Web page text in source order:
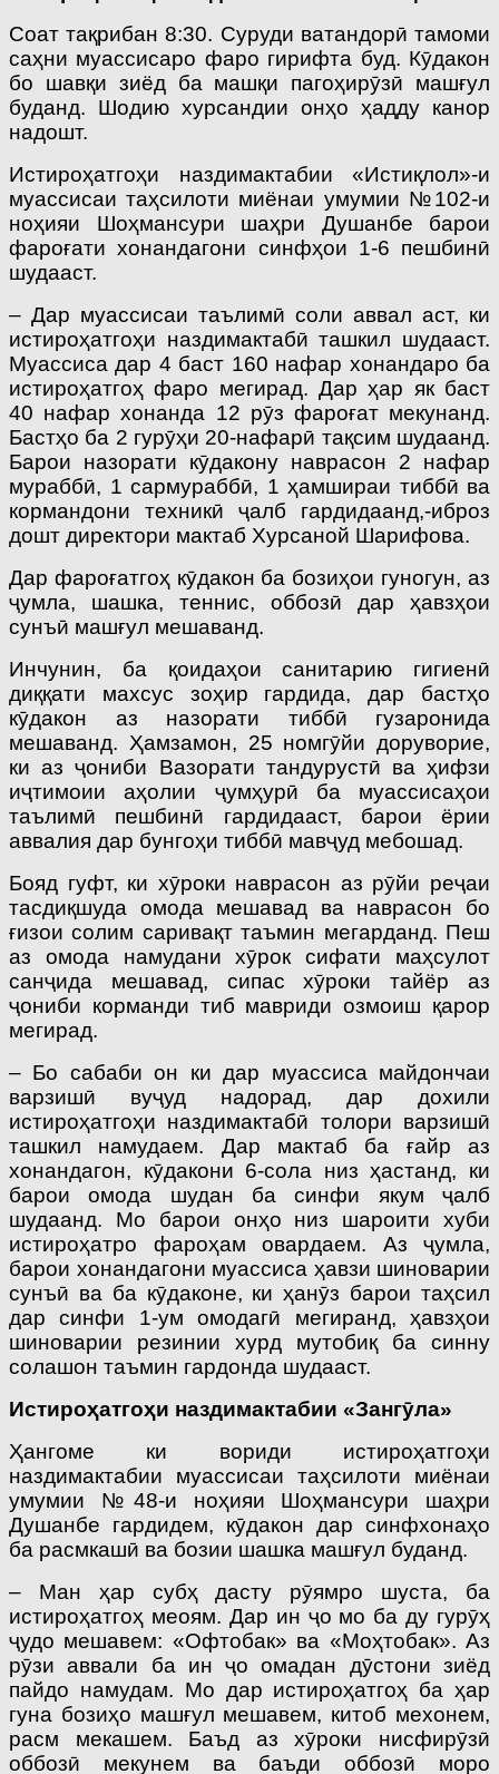
Соат тақрибан 8:30. Суруди ватандорӣ тамоми
саҳни муассисаро фаро гирифта буд. Кӯдакон
бо шавқи зиёд ба машқи пагоҳирӯзӣ машғул
буданд. Шодию хурсандии онҳо ҳадду канор
надошт.
Истироҳатгоҳи наздимактабии «Истиқлол»-и
муассисаи таҳсилоти миёнаи умумии №102-и
ноҳияи Шоҳмансури шаҳри Душанбе барои
фароғати хонандагони синфҳои 1-6 пешбинӣ
шудааст.
– Дар муассисаи таълимӣ соли аввал аст, ки
истироҳатгоҳи наздимактабӣ ташкил шудааст.
Муассиса дар 4 баст 160 нафар хонандаро ба
истироҳатгоҳ фаро мегирад. Дар ҳар як баст
40 нафар хонанда 12 рӯз фароғат мекунанд.
Бастҳо ба 2 гурӯҳи 20-нафарӣ тақсим шудаанд.
Барои назорати кӯдакону наврасон 2 нафар
мураббӣ, 1 сармураббӣ, 1 ҳамшираи тиббӣ ва
кормандони техникӣ ҷалб гардидаанд,-иброз
дошт директори мактаб Хурсаной Шарифова.
Дар фароғатгоҳ кӯдакон ба бозиҳои гуногун, аз
ҷумла, шашка, теннис, оббозӣ дар ҳавзҳои
сунъӣ машғул мешаванд.
Инчунин, ба қоидаҳои санитарию гигиенӣ
диққати махсус зоҳир гардида, дар бастҳо
кӯдакон аз назорати тиббӣ гузаронида
мешаванд. Ҳамзамон, 25 номгӯйи доруворие,
ки аз ҷониби Вазорати тандурустӣ ва ҳифзи
иҷтимоии аҳолии ҷумҳурӣ ба муассисаҳои
таълимӣ пешбинӣ гардидааст, барои ёрии
аввалия дар бунгоҳи тиббӣ мавҷуд мебошад.
Бояд гуфт, ки хӯроки наврасон аз рӯйи реҷаи
тасдиқшуда омода мешавад ва наврасон бо
ғизои солим саривақт таъмин мегарданд. Пеш
аз омода намудани хӯрок сифати маҳсулот
санҷида мешавад, сипас хӯроки тайёр аз
ҷониби корманди тиб мавриди озмоиш қарор
мегирад.
– Бо сабаби он ки дар муассиса майдончаи
варзишӣ вуҷуд надорад, дар дохили
истироҳатгоҳи наздимактабӣ толори варзишӣ
ташкил намудаем. Дар мактаб ба ғайр аз
хонандагон, кӯдакони 6-сола низ ҳастанд, ки
барои омода шудан ба синфи якум ҷалб
шудаанд. Мо барои онҳо низ шароити хуби
истироҳатро фароҳам овардаем. Аз ҷумла,
барои хонандагони муассиса ҳавзи шиноварии
сунъӣ ва ба кӯдаконе, ки ҳанӯз барои таҳсил
дар синфи 1-ум омодагӣ мегиранд, ҳавзҳои
шиноварии резинии хурд мутобиқ ба синну
солашон таъмин гардонда шудааст.
Истироҳатгоҳи наздимактабии «Зангӯла»
Ҳангоме ки вориди истироҳатгоҳи
наздимактабии муассисаи таҳсилоти миёнаи
умумии №48-и ноҳияи Шоҳмансури шаҳри
Душанбе гардидем, кӯдакон дар синфхонаҳо
ба расмкашӣ ва бозии шашка машғул буданд.
– Ман ҳар субҳ дасту рӯямро шуста, ба
истироҳатгоҳ меоям. Дар ин ҷо мо ба ду гурӯҳ
ҷудо мешавем: «Офтобак» ва «Моҳтобак». Аз
рӯзи аввали ба ин ҷо омадан дӯстони зиёд
пайдо намудам. Мо дар истироҳатгоҳ ба ҳар
гуна бозиҳо машғул мешавем, китоб мехонем,
расм мекашем. Баъд аз хӯроки нисфирӯзӣ
оббозӣ мекунем ва баъди оббозӣ моро